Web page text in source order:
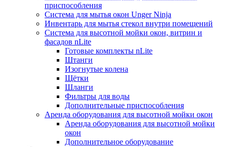
приспособления
Система для мытья окон Unger Ninja
Инвентарь для мытья стекол внутри помещений
Система для высотной мойки окон, витрин и
фасадов nLite
Готовые комплекты nLite
Штанги
Изогнутые колена
Щётки
Шланги
Фильтры для воды
Дополнительные приспособления
Аренда оборудования для высотной мойки окон
Аренда оборудования для высотной мойки
окон
Дополнительное оборудование